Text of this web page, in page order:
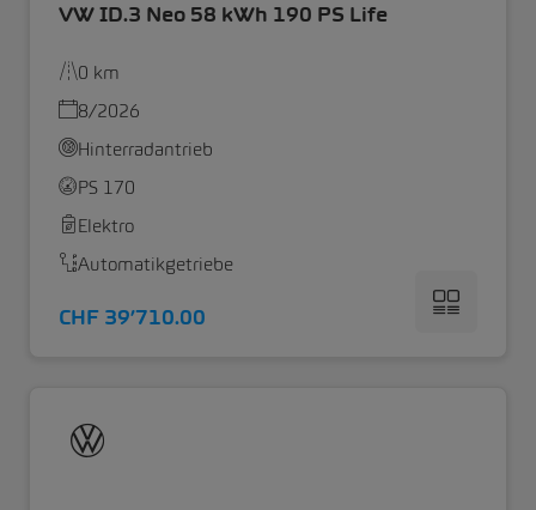
VW ID.3 Neo 58 kWh 190 PS Life
0 km
8/2026
Hinterradantrieb
PS 170
Elektro
Automatikgetriebe
CHF 39’710.00